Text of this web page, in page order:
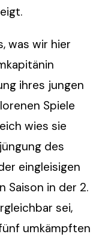
was wir hier
ihres jungen
Spiele
wies sie
des
eingleisigen
Saison in der 2.
sei,
umkämpften